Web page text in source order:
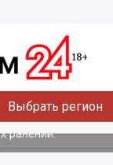
Выбрать регион
женщина
ранений.